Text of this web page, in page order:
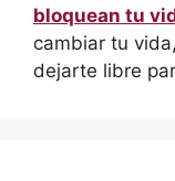
bloquean tu
cambiar tu
dejarte libre